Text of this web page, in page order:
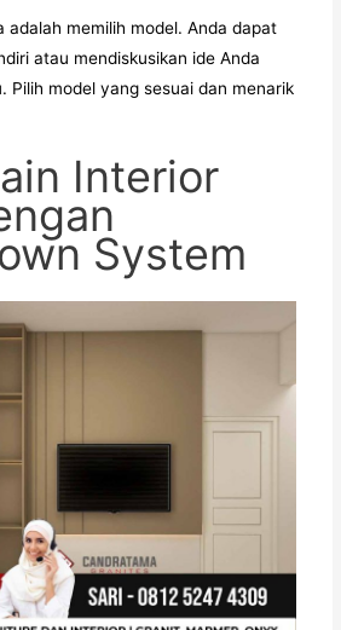
adalah memilih model. Anda dapat
atau mendiskusikan ide Anda
Pilih model yang sesuai dan menarik
Interior
System